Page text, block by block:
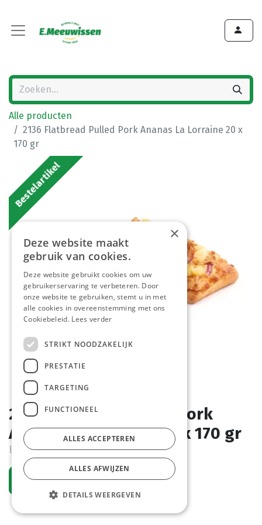
Alle producten
2136 Flatbread Pulled Pork Ananas La Lorraine 20 x
170 gr
Bestelartikel
2136 Flatbread Pulled Pork
Ananas La Lorraine 20 x 170 gr
Bestelartikel
Vraag een account aan
×
Deze website maakt
gebruik van cookies.
Deze website gebruikt cookies om uw
gebruikerservaring te verbeteren. Door
onze website te gebruiken, stemt u in met
alle cookies in overeenstemming met ons
Cookiebeleid. Lees verder
STRIKT NOODZAKELIJK
PRESTATIE
TARGETING
FUNCTIONEEL
ALLES ACCEPTEREN
ALLES AFWIJZEN
DETAILS WEERGEVEN